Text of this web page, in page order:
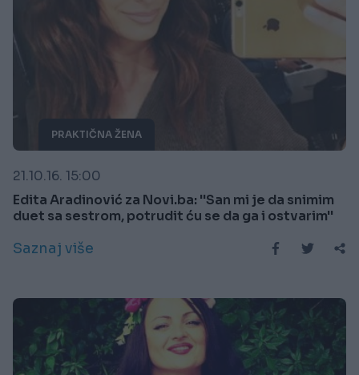
PRAKTIČNA ŽENA
21.10.16. 15:00
Edita Aradinović za Novi.ba: ''San mi je da snimim
duet sa sestrom, potrudit ću se da ga i ostvarim''
Saznaj više